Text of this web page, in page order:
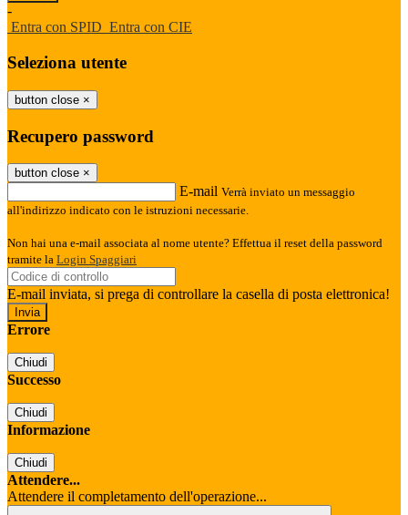
-
Entra con SPID Entra con CIE
Seleziona utente
button close ×
Recupero password
button close ×
E-mail Verrà inviato un messaggio
all'indirizzo indicato con le istruzioni necessarie.
Non hai una e-mail associata al nome utente? Effettua il reset della password
tramite la Login Spaggiari
E-mail inviata, si prega di controllare la casella di posta elettronica!
Errore
Chiudi
Successo
Chiudi
Informazione
Chiudi
Attendere...
Attendere il completamento dell'operazione...